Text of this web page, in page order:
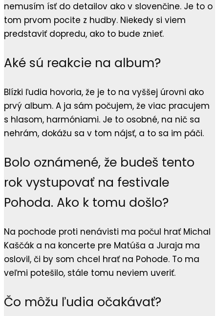
nemusím ísť do detailov ako v slovenčine. Je to o
tom prvom pocite z hudby. Niekedy si viem
predstaviť dopredu, ako to bude znieť.
Aké sú reakcie na album?
Blízki ľudia hovoria, že je to na vyššej úrovni ako
prvý album. A ja sám počujem, že viac pracujem
s hlasom, harmóniami. Je to osobné, na nič sa
nehrám, dokážu sa v tom nájsť, a to sa im páči.
Bolo oznámené, že budeš tento
rok vystupovať na festivale
Pohoda. Ako k tomu došlo?
Na pochode proti nenávisti ma počul hrať Michal
Kaščák a na koncerte pre Matúša a Juraja ma
oslovil, či by som chcel hrať na Pohode. To ma
veľmi potešilo, stále tomu neviem uveriť.
Čo môžu ľudia očakávať?